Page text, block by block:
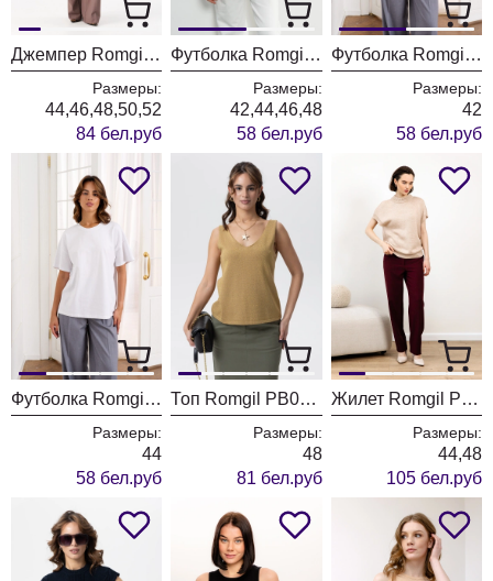
Джемпер Romgil РВ0177-ХМ2 крем-брюле + золото
Размеры:
44,46,48,50,52
84 бел.руб
Футболка Romgil РП0071-ХЛ2 черный
Размеры:
42,44,46,48
58 бел.руб
Футболка Romgil РП0071-ХЛ2 капучино
Размеры:
42
58 бел.руб
Футболка Romgil РП0071-ХЛ2 белый
Размеры:
44
58 бел.руб
Топ Romgil РВ0231-ХМ2 верблюжий + золото
Размеры:
48
81 бел.руб
Жилет Romgil РВ0096-ШЕ5 светлый опаловый
Размеры:
44,48
105 бел.руб